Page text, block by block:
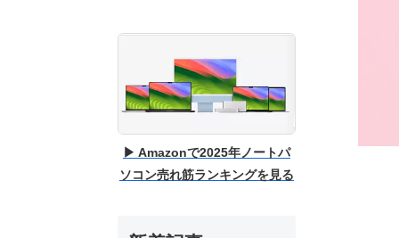
▶ Amazonで2025年ノートパ
ソコン売れ筋ランキングを見る